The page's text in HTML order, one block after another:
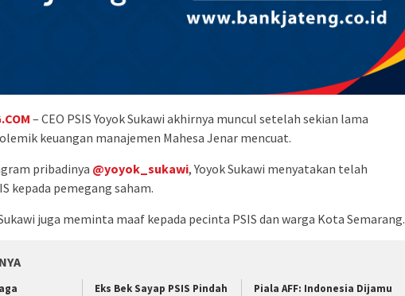
– CEO PSIS Yoyok Sukawi akhirnya muncul setelah sekian lama
keuangan manajemen Mahesa Jenar mencuat.
pribadinya @yoyok_sukawi, Yoyok Sukawi menyatakan telah
kepada pemegang saham.
juga meminta maaf kepada pecinta PSIS dan warga Kota Semarang.
Eks Bek Sayap PSIS Pindah
Piala AFF: Indonesia Dijamu